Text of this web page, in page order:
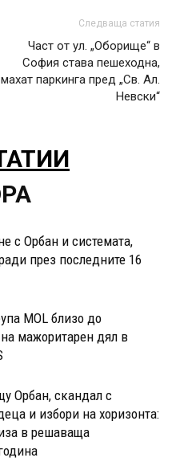
Следваща статия
Част от ул. „Оборище“ в
София става пешеходна,
махат паркинга пред „Св. Ал.
Невски“
с Орбан и системата,
през последните 16
MOL близо до
мажоритарен дял в
Орбан, скандал с
и избори на хоризонта:
в решаваща